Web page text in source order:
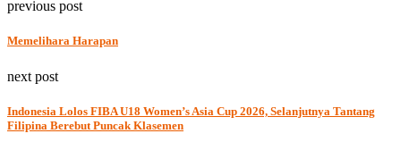
previous post
Memelihara Harapan
next post
Indonesia Lolos FIBA U18 Women’s Asia Cup 2026, Selanjutnya Tantang
Filipina Berebut Puncak Klasemen